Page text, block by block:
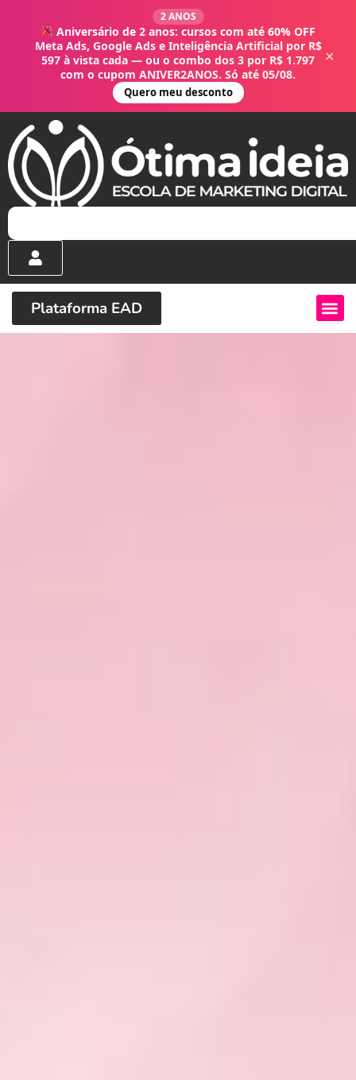
2 ANOS
Aniversário de 2 anos: cursos com até 60% OFF
Meta Ads, Google Ads e Inteligência Artificial por R$
597 à vista cada — ou o combo dos 3 por R$ 1.797
com o cupom ANIVER2ANOS. Só até 05/08.
Quero meu desconto
×
Plataforma EAD